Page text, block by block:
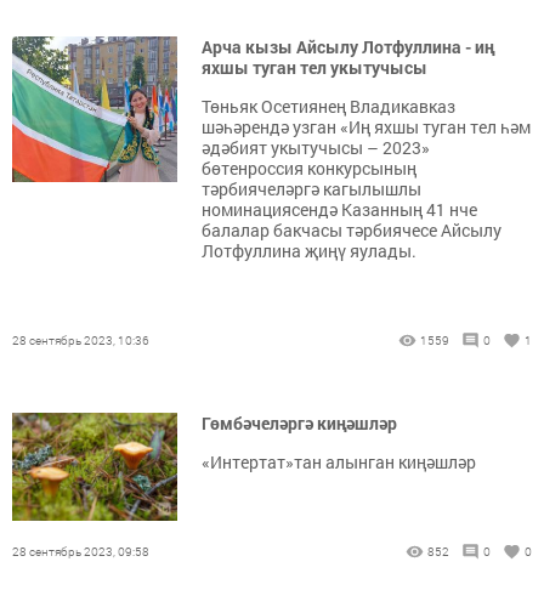
Арча кызы Айсылу Лотфуллина - иң
яхшы туган тел укытучысы
Төньяк Осетиянең Владикавказ
шәһәрендә узган «Иң яхшы туган тел һәм
әдәбият укытучысы – 2023»
бөтенроссия конкурсының
тәрбиячеләргә кагылышлы
номинациясендә Казанның 41 нче
балалар бакчасы тәрбиячесе Айсылу
Лотфуллина җиңү яулады.
28 сентябрь 2023, 10:36 1559 0 1
Гөмбәчеләргә киңәшләр
«Интертат»тан алынган киңәшләр
28 сентябрь 2023, 09:58 852 0 0